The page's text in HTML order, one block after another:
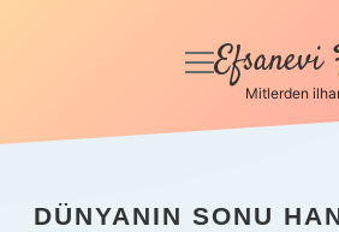
Anasayfa
menüyü
Mitlerden
DÜNYANIN SONU